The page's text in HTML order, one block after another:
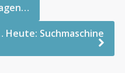
Heute: Suchmaschine